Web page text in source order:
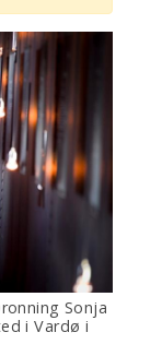
Sonja
i Vardø i